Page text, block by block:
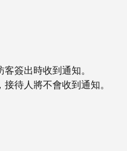
簽出時收到通知。
待人將不會收到通知。